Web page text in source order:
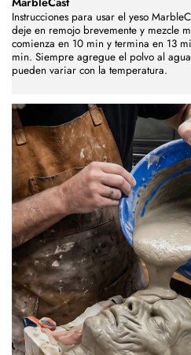
Instrucciones para usar el yeso
deje en remojo brevemente y mezcle
comienza en 10 min y termina en 13
min. Siempre agregue el polvo al
pueden variar con la temperatura.